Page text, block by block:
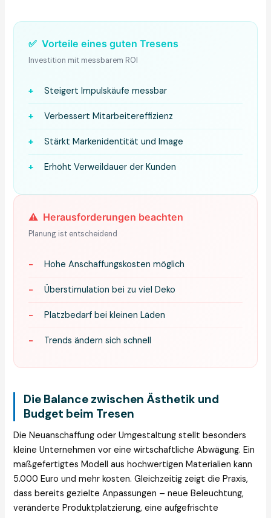
✅ Vorteile eines guten Tresens
Investition mit messbarem ROI
+ Steigert Impulskäufe messbar
+ Verbessert Mitarbeitereffizienz
+ Stärkt Markenidentität und Image
+ Erhöht Verweildauer der Kunden
⚠️ Herausforderungen beachten
Planung ist entscheidend
− Hohe Anschaffungskosten möglich
− Überstimulation bei zu viel Deko
− Platzbedarf bei kleinen Läden
− Trends ändern sich schnell
Die Balance zwischen Ästhetik und
Budget beim Tresen
Die Neuanschaffung oder Umgestaltung stellt besonders
kleine Unternehmen vor eine wirtschaftliche Abwägung. Ein
maßgefertigtes Modell aus hochwertigen Materialien kann
5.000 Euro und mehr kosten. Gleichzeitig zeigt die Praxis,
dass bereits gezielte Anpassungen – neue Beleuchtung,
veränderte Produktplatzierung, eine aufgefrischte